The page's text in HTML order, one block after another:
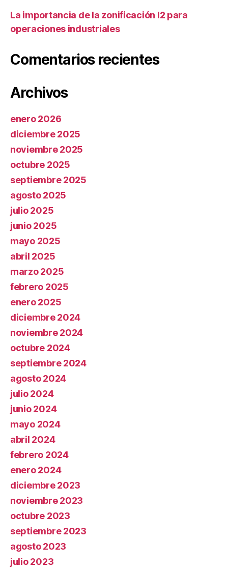
La importancia de la zonificación I2 para
operaciones industriales
Comentarios recientes
Archivos
enero 2026
diciembre 2025
noviembre 2025
octubre 2025
septiembre 2025
agosto 2025
julio 2025
junio 2025
mayo 2025
abril 2025
marzo 2025
febrero 2025
enero 2025
diciembre 2024
noviembre 2024
octubre 2024
septiembre 2024
agosto 2024
julio 2024
junio 2024
mayo 2024
abril 2024
febrero 2024
enero 2024
diciembre 2023
noviembre 2023
octubre 2023
septiembre 2023
agosto 2023
julio 2023